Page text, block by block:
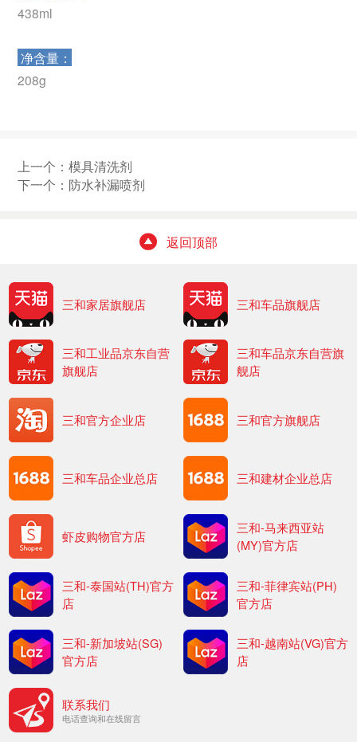
438ml
净含量：
208g
上一个：模具清洗剂
下一个： 防水补漏喷剂
返回顶部
三和家居旗舰店 三和车品旗舰店
三和工业品京东自营
旗舰店
三和车品京东自营旗
舰店
三和官方企业店 三和官方旗舰店
三和车品企业总店 三和建材企业总店
虾皮购物官方店
三和-马来西亚站
(MY)官方店
三和-泰国站(TH)官方
店
三和-菲律宾站(PH)
官方店
三和-新加坡站(SG)
官方店
三和-越南站(VG)官方
店
联系我们
电话查询和在线留言